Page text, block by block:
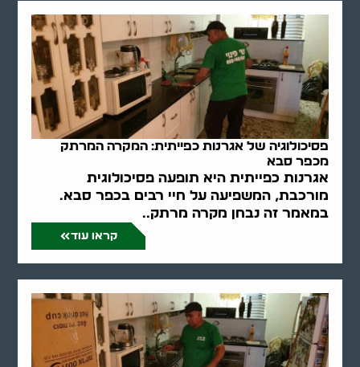
פסיכולוגיה של אגרנות כפייתית: המקרה המרתק
מכפר סבא
אגרנות כפייתית היא תופעה פסיכולוגית
מורכבת, המשפיעה על חיי רבים בכפר סבא.
במאמר זה נבחן מקרה מרתק..
קראו עוד